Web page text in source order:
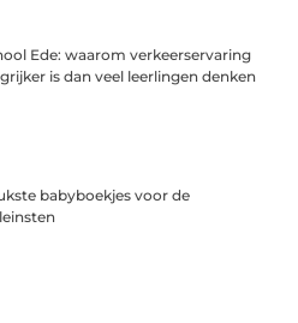
Ede: waarom verkeerservaring
is dan veel leerlingen denken
babyboekjes voor de